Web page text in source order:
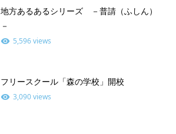
地方あるあるシリーズ －普請（ふしん）
－
5,596 views
フリースクール「森の学校」開校
3,090 views